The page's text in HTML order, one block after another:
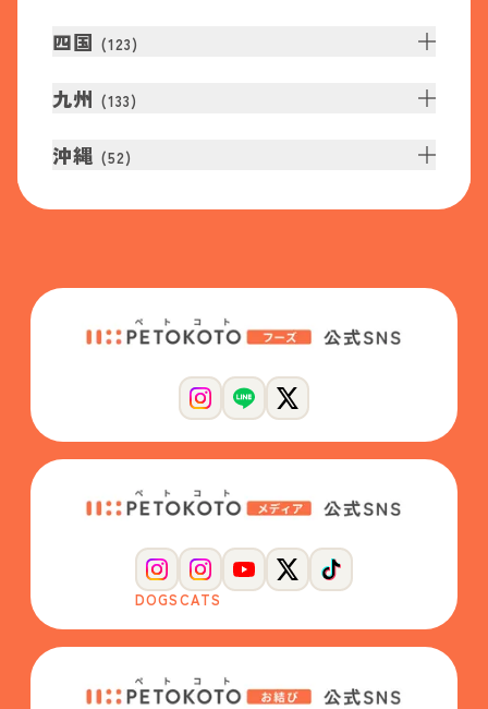
四国 (123)
九州 (133)
沖縄 (52)
DOGSCATS